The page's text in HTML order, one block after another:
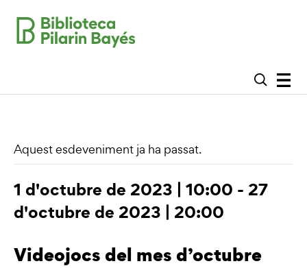
Aquest esdeveniment ja ha passat.
1 d'octubre de 2023 | 10:00 - 27
d'octubre de 2023 | 20:00
Videojocs del mes d’octubre